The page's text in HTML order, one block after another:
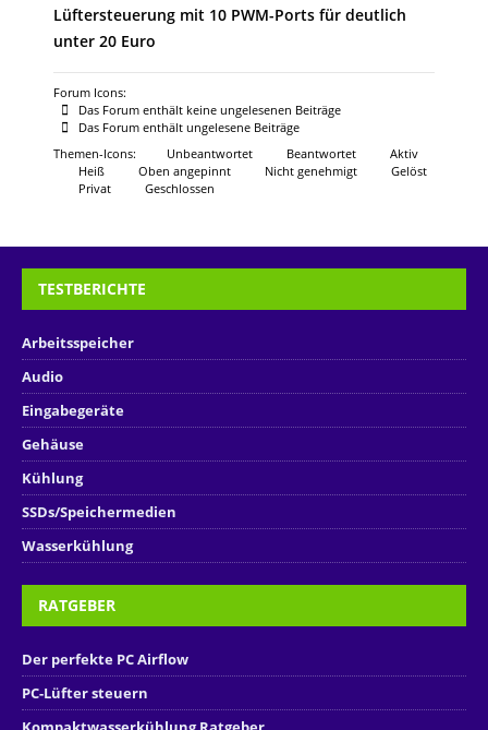
Lüftersteuerung mit 10 PWM-Ports für deutlich
unter 20 Euro
Forum Icons:
Das Forum enthält keine ungelesenen Beiträge
Das Forum enthält ungelesene Beiträge
Themen-Icons:
Unbeantwortet Beantwortet
Aktiv
Heiß
Oben angepinnt Nicht genehmigt
Gelöst
Privat
Geschlossen
TESTBERICHTE
Arbeitsspeicher
Audio
Eingabegeräte
Gehäuse
Kühlung
SSDs/Speichermedien
Wasserkühlung
RATGEBER
Der perfekte PC Airflow
PC-Lüfter steuern